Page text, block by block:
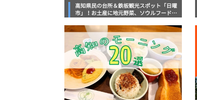
高知県民の台所＆鉄板観光スポット「日曜
市」！お土産に地元野菜、ソウルフードま
底解説！